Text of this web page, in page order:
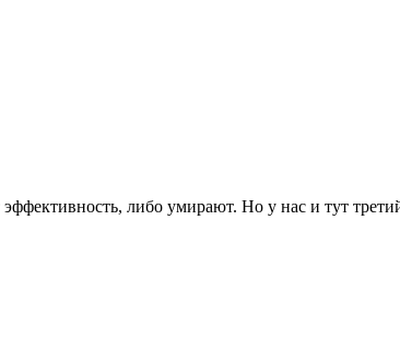
либо умирают. Но у нас и тут